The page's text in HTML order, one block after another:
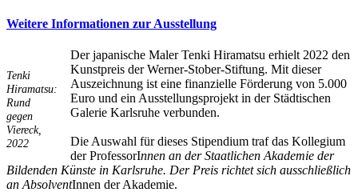
Uli Rothfuss
Weitere Informationen zur Ausstellung
Tenki
Hiramatsu:
Rund
gegen
Viereck,
2022
Der japanische Maler Tenki Hiramatsu erhielt 2022 den
Kunstpreis der Werner-Stober-Stiftung. Mit dieser
Auszeichnung ist eine finanzielle Förderung von 5.000
Euro und ein Ausstellungsprojekt in der Städtischen
Galerie Karlsruhe verbunden.
Die Auswahl für dieses Stipendium traf das Kollegium
der ProfessorInnen an der Staatlichen Akademie der
Bildenden Künste in Karlsruhe. Der Preis richtet sich ausschließlich
an AbsolventInnen der Akademie.